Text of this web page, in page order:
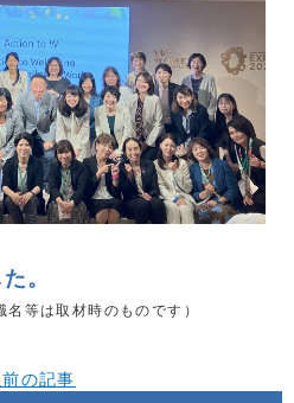
。
等は取材時のものです）
前の記事